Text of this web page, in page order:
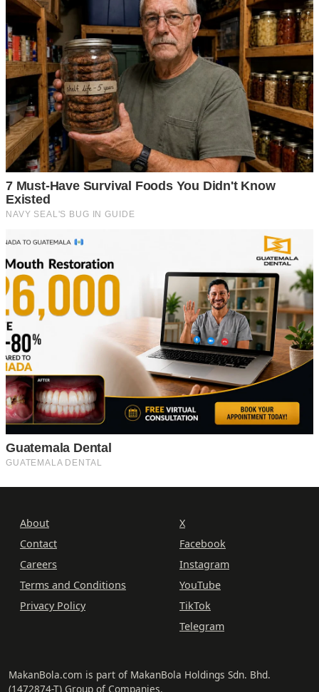
About
Contact
Careers
Terms and Conditions
Privacy Policy
X
Facebook
Instagram
YouTube
TikTok
Telegram
MakanBola.com is part of MakanBola Holdings Sdn. Bhd.
(1472874-T) Group of Companies.